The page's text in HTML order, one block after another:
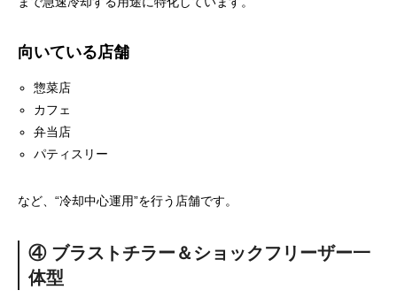
向いている店舗
惣菜店
カフェ
弁当店
パティスリー
など、“冷却中心運用”を行う店舗です。
④ ブラストチラー＆ショックフリーザー一
体型